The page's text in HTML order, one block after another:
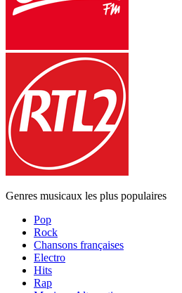
Genres musicaux les plus populaires
Pop
Rock
Chansons françaises
Electro
Hits
Rap